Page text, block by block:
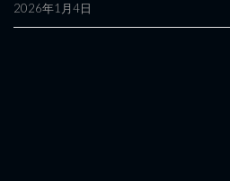
2026年1月4日